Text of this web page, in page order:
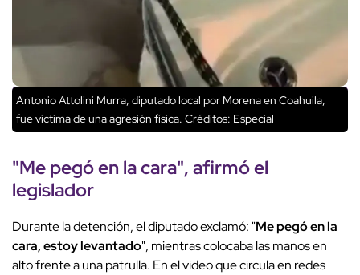
Antonio Attolini Murra, diputado local por Morena en Coahuila,
fue víctima de una agresión física. Créditos: Especial
"Me pegó en la cara", afirmó el
legislador
Durante la detención, el diputado exclamó: "Me pegó en la
cara, estoy levantado", mientras colocaba las manos en
alto frente a una patrulla. En el video que circula en redes